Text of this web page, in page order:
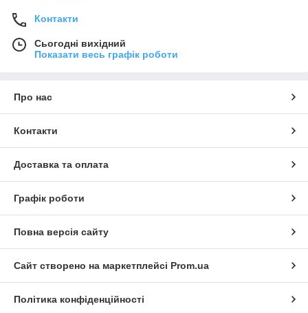
Контакти
Сьогодні вихідний
Показати весь графік роботи
Про нас
Контакти
Доставка та оплата
Графік роботи
Повна версія сайту
Сайт створено на маркетплейсі Prom.ua
Політика конфіденційності